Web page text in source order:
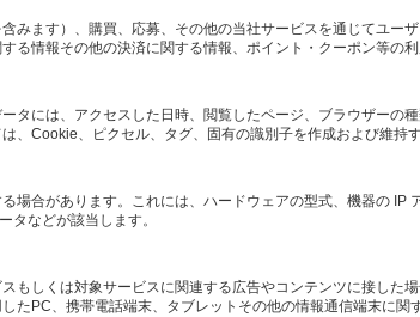
みます）、購買、応募、その他の当社サービスを通じてユ
情報その他の決済に関する情報、ポイント・クーポン等の利
タには、アクセスした日時、閲覧したページ、ブラウザー
Cookie、ピクセル、タグ、固有の識別子を作成および維持
場合があります。これには、ハードウェアの型式、機器の
タなどが該当します。
もしくは対象サービスに関連する広告やコンテンツに接し
たPC、携帯電話端末、タブレットその他の情報通信端末に関